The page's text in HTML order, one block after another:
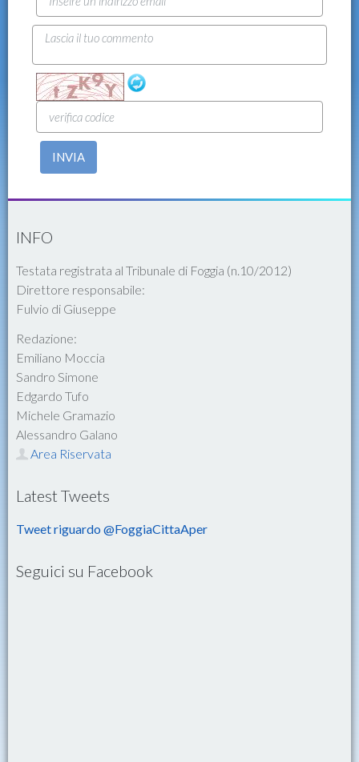
INVIA
INFO
Testata registrata al Tribunale di Foggia (n.10/2012)
Direttore responsabile:
Fulvio di Giuseppe
Redazione:
Emiliano Moccia
Sandro Simone
Edgardo Tufo
Michele Gramazio
Alessandro Galano
Area Riservata
Latest Tweets
Tweet riguardo @FoggiaCittaAper
Seguici su Facebook